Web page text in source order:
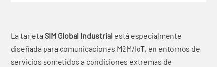
La tarjetaSIM Global Industrial está especialmente
diseñada para comunicaciones M2M/IoT, en entornos de
servicios sometidos a condiciones extremas de